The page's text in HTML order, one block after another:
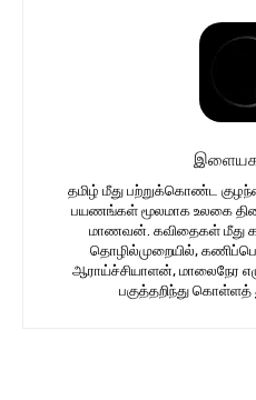
தமிழ் மீது பற்றுக்கொண்ட
பயணங்கள் மூலமாக உலகை
மாணவன். கவிதைகள்
தொழில்முறையில்,
ஆராய்ச்சியாளன், மாலைநேர
பகுத்தறிந்து கொள்ளத்